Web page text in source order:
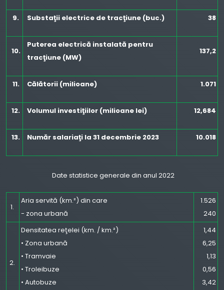
9. Substaţii electrice de tracţiune (buc.) 38
10.
Puterea electrică instalată pentru
tracţiune (MW)
137,2
11. Călătorii (milioane) 1.071
12. Volumul investiţiilor (milioane lei) 12,684
13. Număr salariaţi la 31 decembrie 2023 10.018
Date statistice generale din anul 2022
1.
Aria servită (km.²) din care
- zona urbană
1.526
240
2.
Densitatea reţelei (km. / km.²)
• Zona urbană
• Tramvaie
• Troleibuze
• Autobuze
1,44
6,25
1,13
0,56
3,42